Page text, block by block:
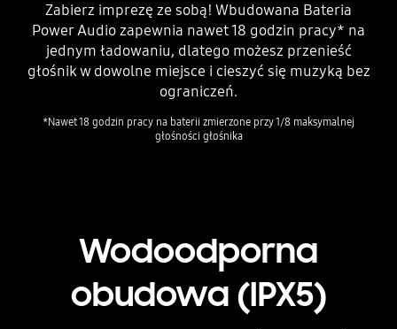
Zabierz imprezę ze sobą! Wbudowana Bateria
Power Audio zapewnia nawet 18 godzin pracy* na
jednym ładowaniu, dlatego możesz przenieść
głośnik w dowolne miejsce i cieszyć się muzyką bez
ograniczeń.
*Nawet 18 godzin pracy na baterii zmierzone przy 1/8 maksymalnej
głośności głośnika
Wodoodporna
obudowa (IPX5)